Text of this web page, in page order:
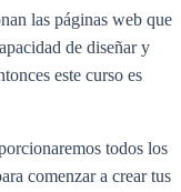
las páginas web que
de diseñar y
este curso es
todos los
comenzar a crear tus